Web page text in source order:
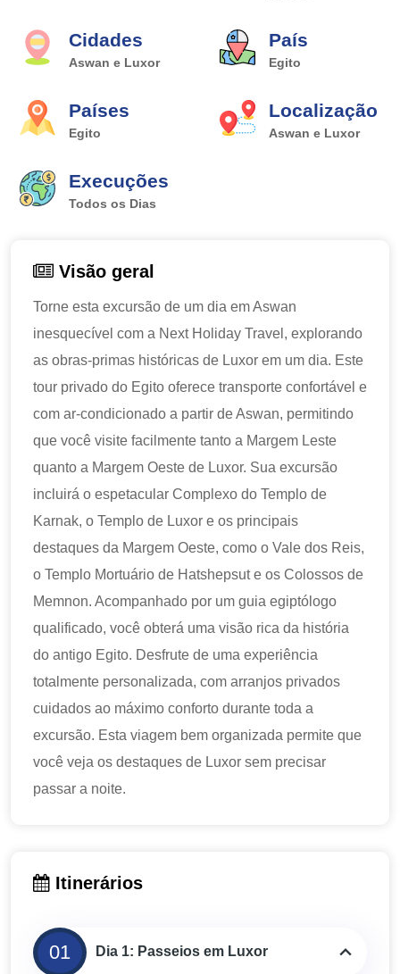
Cidades
Aswan e Luxor
País
Egito
Países
Egito
Localização
Aswan e Luxor
Execuções
Todos os Dias
Visão geral
Torne esta excursão de um dia em Aswan
inesquecível com a Next Holiday Travel, explorando
as obras-primas históricas de Luxor em um dia. Este
tour privado do Egito oferece transporte confortável e
com ar-condicionado a partir de Aswan, permitindo
que você visite facilmente tanto a Margem Leste
quanto a Margem Oeste de Luxor. Sua excursão
incluirá o espetacular Complexo do Templo de
Karnak, o Templo de Luxor e os principais
destaques da Margem Oeste, como o Vale dos Reis,
o Templo Mortuário de Hatshepsut e os Colossos de
Memnon. Acompanhado por um guia egiptólogo
qualificado, você obterá uma visão rica da história
do antigo Egito. Desfrute de uma experiência
totalmente personalizada, com arranjos privados
cuidados ao máximo conforto durante toda a
excursão. Esta viagem bem organizada permite que
você veja os destaques de Luxor sem precisar
passar a noite.
Itinerários
01 Dia 1: Passeios em Luxor